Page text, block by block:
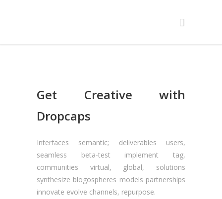
Get Creative with
Dropcaps
Interfaces semantic; deliverables users,
seamless beta-test implement tag,
communities virtual, global, solutions
synthesize blogospheres models partnerships
innovate evolve channels, repurpose.